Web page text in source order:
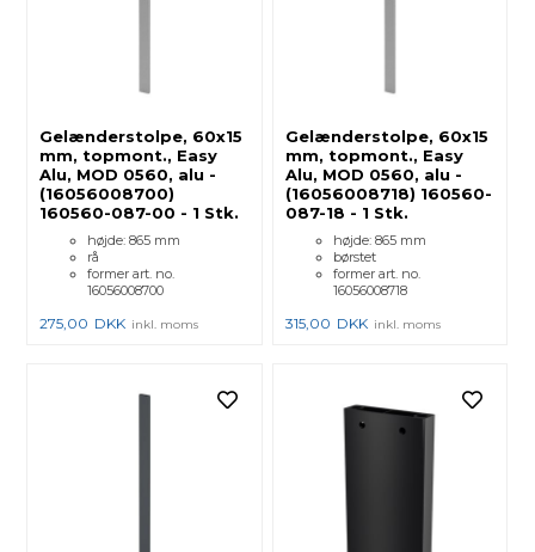
Gelænderstolpe, 60x15
mm, topmont., Easy
Alu, MOD 0560, alu -
(16056008700)
160560-087-00 - 1 Stk.
højde: 865 mm
rå
former art. no.
16056008700
275,00 DKK inkl. moms
Gelænderstolpe, 60x15
mm, topmont., Easy
Alu, MOD 0560, alu -
(16056008718) 160560-
087-18 - 1 Stk.
højde: 865 mm
børstet
former art. no.
16056008718
315,00 DKK inkl. moms